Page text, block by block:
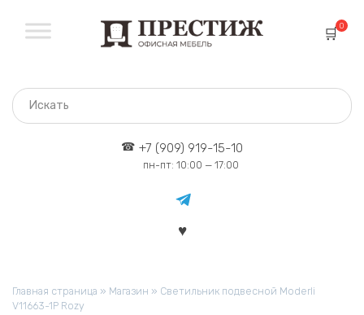
содержанию
0
+7 (909) 919-15-10
пн-пт: 10:00 — 17:00
Главная страница » Магазин » Светильник подвесной Moderli
V11663-1P Rozy